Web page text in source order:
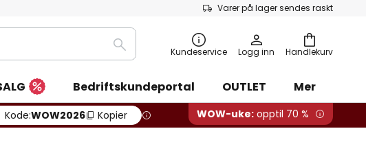
Varer på lager sendes raskt
Handlekurv
Søk Kundeservice Logg inn
Bedriftskundeportal OUTLET
Mer
Kode:WOW2026 Kopier WOW-uke: opptil 70 %